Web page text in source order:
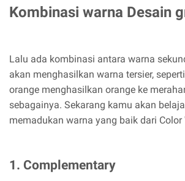
Kombinasi warna Desain
Lalu ada kombinasi antara warna
akan menghasilkan warna tersier,
orange menghasilkan orange ke
sebagainya. Sekarang kamu akan
memadukan warna yang baik dari Color
1. Complementary